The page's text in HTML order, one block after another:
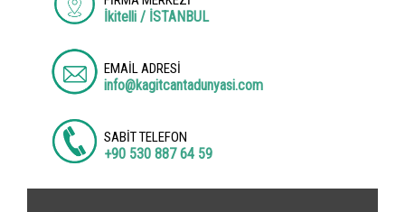
İkitelli / İSTANBUL
EMAİL ADRESİ
info@kagitcantadunyasi.com
SABİT TELEFON
+90 530 887 64 59